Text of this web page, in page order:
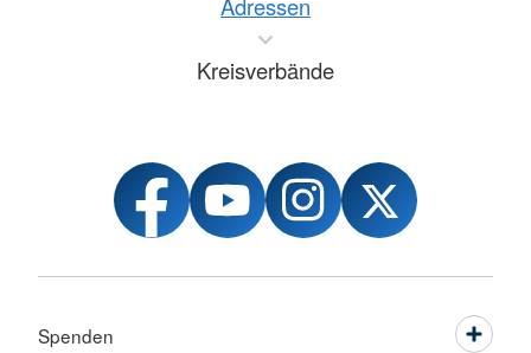
Kreisverbände
Spenden